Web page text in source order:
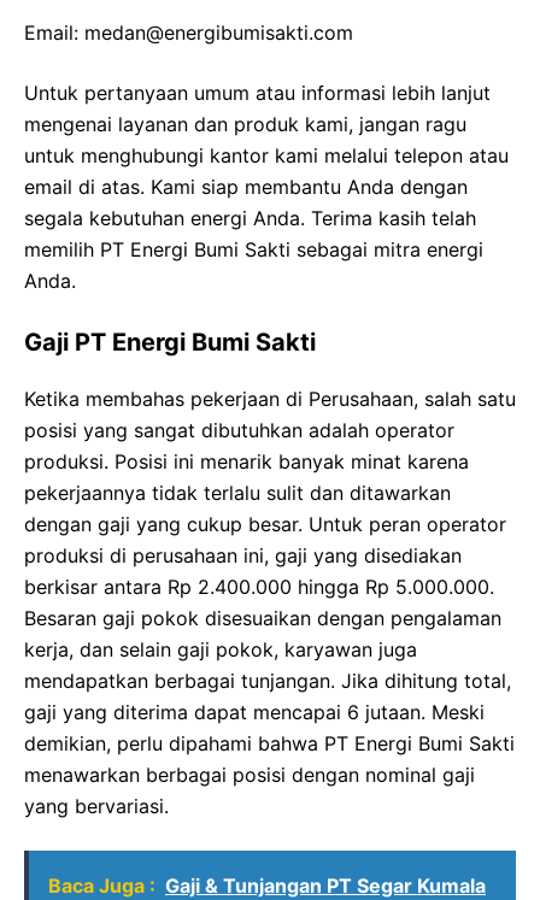
Email: medan@energibumisakti.com
Untuk pertanyaan umum atau informasi lebih lanjut
mengenai layanan dan produk kami, jangan ragu
untuk menghubungi kantor kami melalui telepon atau
email di atas. Kami siap membantu Anda dengan
segala kebutuhan energi Anda. Terima kasih telah
memilih PT Energi Bumi Sakti sebagai mitra energi
Anda.
Gaji PT Energi Bumi Sakti
Ketika membahas pekerjaan di Perusahaan, salah satu
posisi yang sangat dibutuhkan adalah operator
produksi. Posisi ini menarik banyak minat karena
pekerjaannya tidak terlalu sulit dan ditawarkan
dengan gaji yang cukup besar. Untuk peran operator
produksi di perusahaan ini, gaji yang disediakan
berkisar antara Rp 2.400.000 hingga Rp 5.000.000.
Besaran gaji pokok disesuaikan dengan pengalaman
kerja, dan selain gaji pokok, karyawan juga
mendapatkan berbagai tunjangan. Jika dihitung total,
gaji yang diterima dapat mencapai 6 jutaan. Meski
demikian, perlu dipahami bahwa PT Energi Bumi Sakti
menawarkan berbagai posisi dengan nominal gaji
yang bervariasi.
Baca Juga : Gaji & Tunjangan PT Segar Kumala